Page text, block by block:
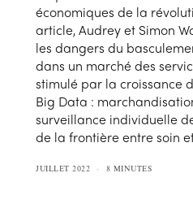
économiques de la
article, Audrey et Simon
les dangers du
dans un marché des
stimulé par la croissance
Big Data :
surveillance individuelle
de la frontière entre soin
JUILLET 2022 8 MINUTES